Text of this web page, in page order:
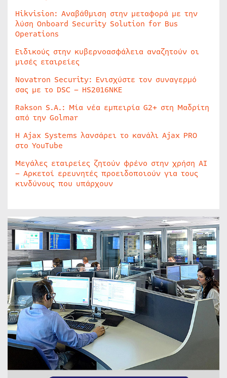
Hikvision: Αναβάθμιση στην μεταφορά με την
λύση Onboard Security Solution for Bus
Operations
Ειδικούς στην κυβερνοασφάλεια αναζητούν οι
μισές εταιρείες
Novatron Security: Ενισχύστε τον συναγερμό
σας με το DSC – HS2016NKE
Rakson S.A.: Μία νέα εμπειρία G2+ στη Μαδρίτη
από την Golmar
Η Ajax Systems λανσάρει το κανάλι Ajax PRO
στο YouTube
Μεγάλες εταιρείες ζητούν φρένο στην χρήση AI
– Αρκετοί ερευνητές προειδοποιούν για τους
κινδύνους που υπάρχουν